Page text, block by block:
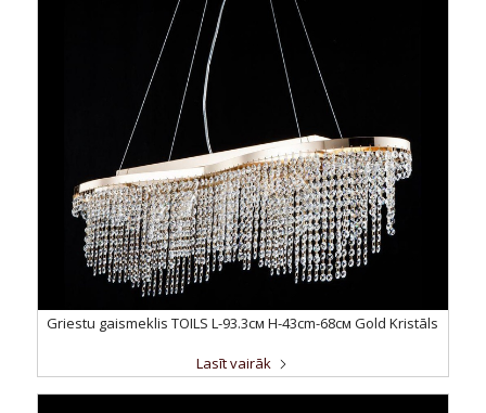
Griestu gaismeklis TOILS L-93.3см H-43cm-68см Gold Kristāls
Lasīt vairāk